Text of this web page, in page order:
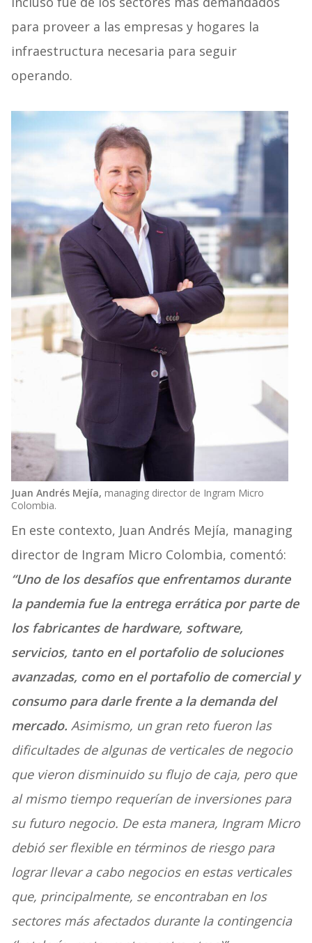
para proveer a las empresas y hogares la
infraestructura necesaria para seguir
operando.
Juan Andrés Mejía, managing director de Ingram Micro
Colombia.
En este contexto, Juan Andrés Mejía, managing
director de Ingram Micro Colombia, comentó:
“Uno de los desafíos que enfrentamos durante
la pandemia fue la entrega errática por parte de
los fabricantes de hardware, software,
servicios, tanto en el portafolio de soluciones
avanzadas, como en el portafolio de comercial y
consumo para darle frente a la demanda del
mercado. Asimismo, un gran reto fueron las
dificultades de algunas de verticales de negocio
que vieron disminuido su flujo de caja, pero que
al mismo tiempo requerían de inversiones para
su futuro negocio. De esta manera, Ingram Micro
debió ser flexible en términos de riesgo para
lograr llevar a cabo negocios en estas verticales
que, principalmente, se encontraban en los
sectores más afectados durante la contingencia